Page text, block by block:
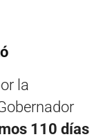
la
110 días